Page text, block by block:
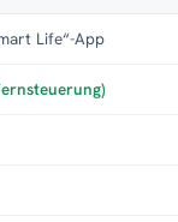
Life“-App